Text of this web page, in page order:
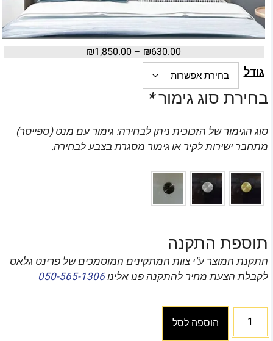
₪630.00
–
₪1,850.00
גודל
בחירת סוג גימור*
סוג הגימור של הזכוכית ניתן לבחירה: גימור עם מנט (ספייסר)
מתחבר ישירות לקיר או גימור מסגרת בצבע לבחירה.
תוספת התקנה
התקנת המוצר ע"י צוות המתקינים המוסמכים של פרינט גלאס
לקבלת הצעת מחיר להתקנה פנו אלינו050-565-1306
הוספה לסל